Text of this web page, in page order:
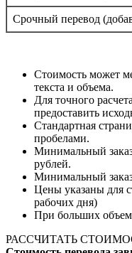
Срочный перевод
Стоимость может
текста и объема.
Для точного
предоставить
Стандартная
пробелами.
Минимальный
рублей.
Минимальный
Цены указаны для
рабочих дня)
При больших
РАССЧИТАТЬ